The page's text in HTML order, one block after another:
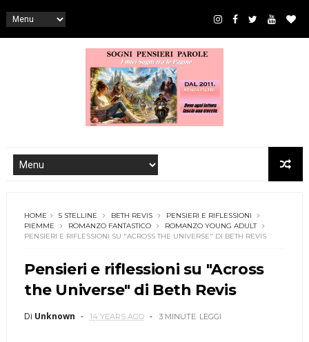
HOME 5 STELLINE BETH REVIS
PENSIERI E RIFLESSIONI
PIEMME
ROMANZO FANTASTICO
ROMANZO YOUNG ADULT
PENSIERI E RIFLESSIONI SU "ACROSS THE UNIVERSE" DI BETH REVIS
Pensieri e riflessioni su "Across
the Universe" di Beth Revis
Di Unknown 14 YEARS AGO 3 MINUTE LEGGI